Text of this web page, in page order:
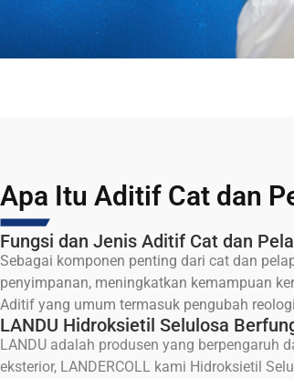
Apa Itu Aditif Cat dan
Fungsi dan Jenis Aditif Cat dan
Sebagai komponen penting dari cat dan
penyimpanan, meningkatkan kemampuan
Aditif yang umum termasuk pengubah
LANDU Hidroksietil Selulosa
LANDU adalah produsen yang berpengaruh
eksterior, LANDERCOLL kami Hidroksietil